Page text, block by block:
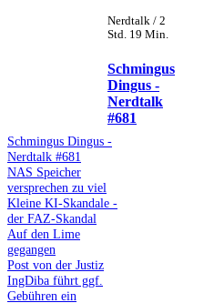
Nerdtalk / 2
Std. 19 Min.
Schmingus
Dingus -
Nerdtalk
#681
Schmingus Dingus -
Nerdtalk #681
NAS Speicher
versprechen zu viel
Kleine KI-Skandale -
der FAZ-Skandal
Auf den Lime
gegangen
Post von der Justiz
IngDiba führt ggf.
Gebühren ein